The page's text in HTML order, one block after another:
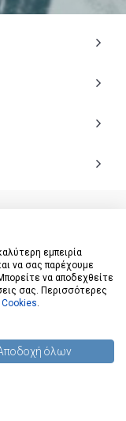
Reserved.
(0) προϊόντα
εμπειρία
να σας παρέχουμε
να αποδεχθείτε
σας. Περισσότερες
Cookies.
όλων